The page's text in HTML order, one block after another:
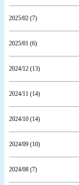
2025/02 (7)
2025/01 (6)
2024/12 (13)
2024/11 (14)
2024/10 (14)
2024/09 (10)
2024/08 (7)